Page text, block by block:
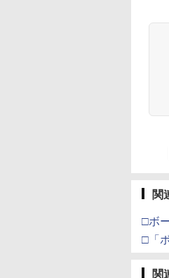
関
□ボ
□「
関